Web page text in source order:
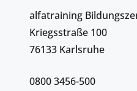
alfatraining
Kriegsstraße 100
76133 Karlsruhe
0800 3456-500